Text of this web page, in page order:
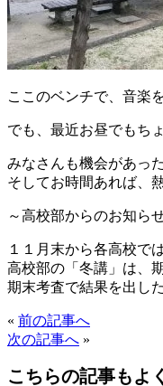
ここのベンチで、音楽
でも、最近お昼でもち
みなさんも機会があっ
そしてお時間あれば、
～高校部からのお知ら
１１月末から各高校で
高校部の「冬講」は、
期末考査で結果を出し
« 前の記事へ
次の記事へ »
こちらの記事もよ